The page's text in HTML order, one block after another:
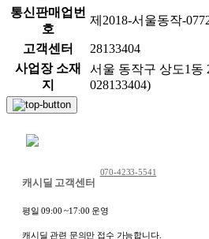
통신판매업번
호
제2018-서울동작-
고객센터
28133404
사업장 소재
지
서울 동작구 상도1동
028133404)
캐시딜 고객센터
070-4233-5541
평일 09:00 ~17:00 운영
캐시딜 관련 문의만 접수 가능합니다.